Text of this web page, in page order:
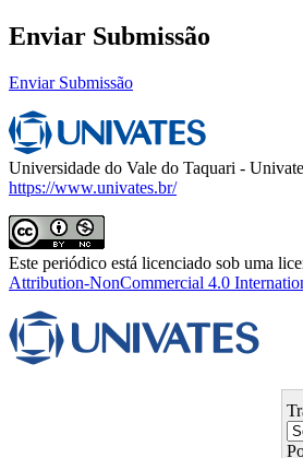
Enviar Submissão
Enviar Submissão
Universidade do Vale do Taquari -
https://www.univates.br/
Este periódico está licenciado sob uma
Attribution-NonCommercial 4.0